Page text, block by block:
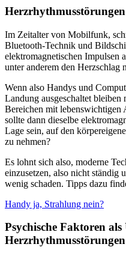
Im Zeitalter von Mobilfunk,
Bluetooth-Technik und
elektromagnetischen Impulsen
unter anderem den Herzschlag
Wenn also Handys und
Landung ausgeschaltet bleiben
Bereichen mit lebenswichtigen
sollte dann dieselbe
Lage sein, auf den
zu nehmen?
Es lohnt sich also, moderne
einzusetzen, also nicht ständig
wenig schaden. Tipps dazu
Handy ja, Strahlung nein?
Psychische Faktoren
Herzrhythmusstörungen